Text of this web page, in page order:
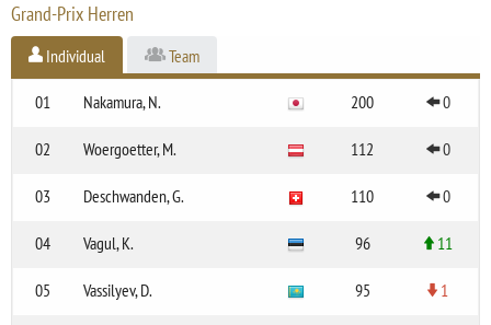
Grand-Prix Herren
Individual Team
01 Nakamura, N. 200 0
02 Woergoetter, M. 112 0
03 Deschwanden, G. 110 0
04 Vagul, K. 96 11
05 Vassilyev, D. 95 1